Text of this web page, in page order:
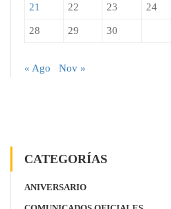
21 22 23 24
28 29 30
« Ago Nov »
CATEGORÍAS
ANIVERSARIO